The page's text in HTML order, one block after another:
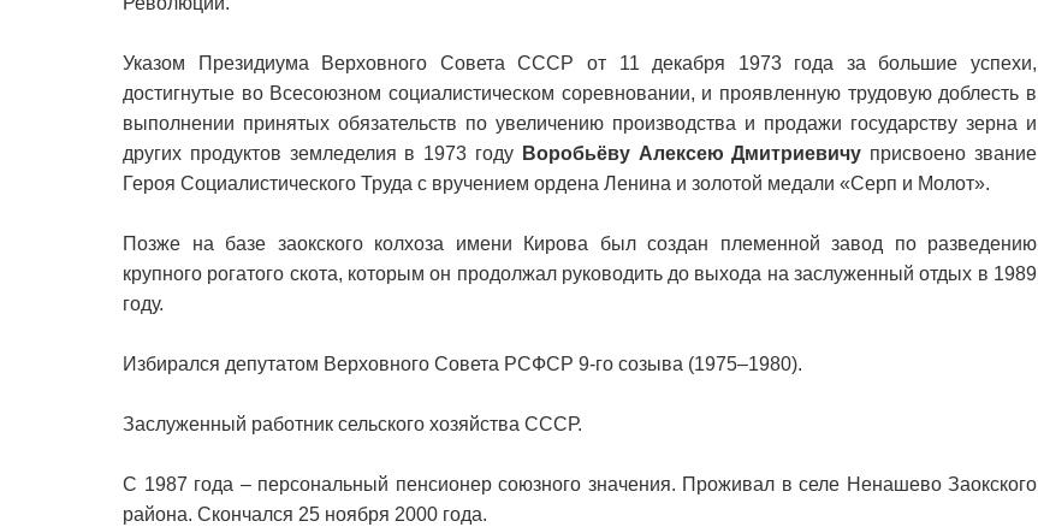
Указом Президиума Верховного Совета СССР от 11 декабря 1973 года за большие успехи,
достигнутые во Всесоюзном социалистическом соревновании, и проявленную трудовую доблесть в
выполнении принятых обязательств по увеличению производства и продажи государству зерна и
других продуктов земледелия в 1973 году Воробьёву Алексею Дмитриевичу присвоено звание
Героя Социалистического Труда с вручением ордена Ленина и золотой медали «Серп и Молот».
Позже на базе заокского колхоза имени Кирова был создан племенной завод по разведению
крупного рогатого скота, которым он продолжал руководить до выхода на заслуженный отдых в 1989
году.
Избирался депутатом Верховного Совета РСФСР 9-го созыва (1975–1980).
Заслуженный работник сельского хозяйства СССР.
С 1987 года – персональный пенсионер союзного значения. Проживал в селе Ненашево Заокского
района. Скончался 25 ноября 2000 года.